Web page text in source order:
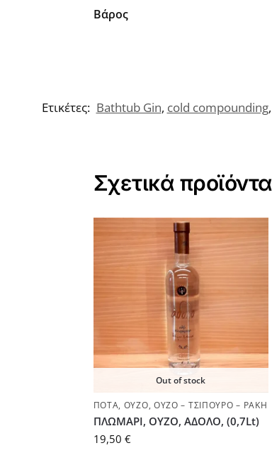
Βάρος
Ετικέτες: Bathtub Gin, cold compounding,
Σχετικά προϊόντα
Out of stock
ΠΟΤΆ, ΟΎΖΟ, ΟΎΖΟ – ΤΣΊΠΟΥΡΟ – ΡΑΚΉ
ΠΛΩΜΑΡΙ, ΟΥΖΟ, ΑΔΟΛΟ, (0,7Lt)
19,50 €